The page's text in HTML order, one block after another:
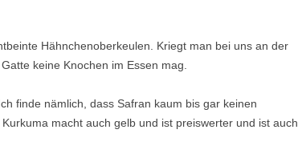
Hähnchenoberkeulen. Kriegt man bei uns an der
keine Knochen im Essen mag.
finde nämlich, dass Safran kaum bis gar keinen
macht auch gelb und ist preiswerter und ist auch